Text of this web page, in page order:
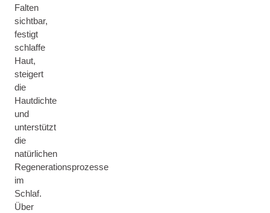
Falten
sichtbar,
festigt
schlaffe
Haut,
steigert
die
Hautdichte
und
unterstützt
die
natürlichen
Regenerationsprozesse
im
Schlaf.
Über